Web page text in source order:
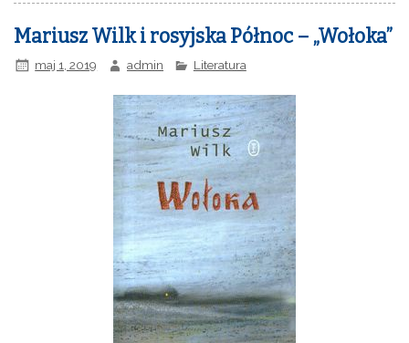
Mariusz Wilk i rosyjska Północ – „Wołoka”
maj 1, 2019 admin Literatura